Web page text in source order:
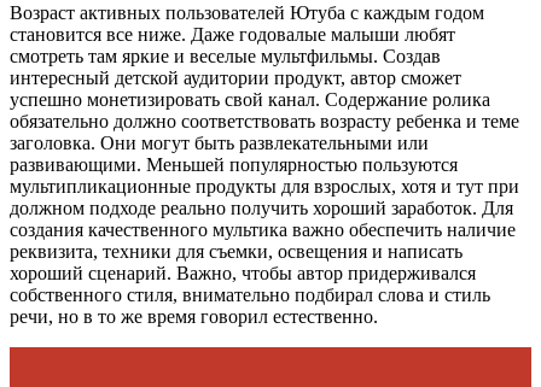
Возраст активных пользователей Ютуба с каждым годом
становится все ниже. Даже годовалые малыши любят
смотреть там яркие и веселые мультфильмы. Создав
интересный детской аудитории продукт, автор сможет
успешно монетизировать свой канал. Содержание ролика
обязательно должно соответствовать возрасту ребенка и теме
заголовка. Они могут быть развлекательными или
развивающими. Меньшей популярностью пользуются
мультипликационные продукты для взрослых, хотя и тут при
должном подходе реально получить хороший заработок. Для
создания качественного мультика важно обеспечить наличие
реквизита, техники для съемки, освещения и написать
хороший сценарий. Важно, чтобы автор придерживался
собственного стиля, внимательно подбирал слова и стиль
речи, но в то же время говорил естественно.